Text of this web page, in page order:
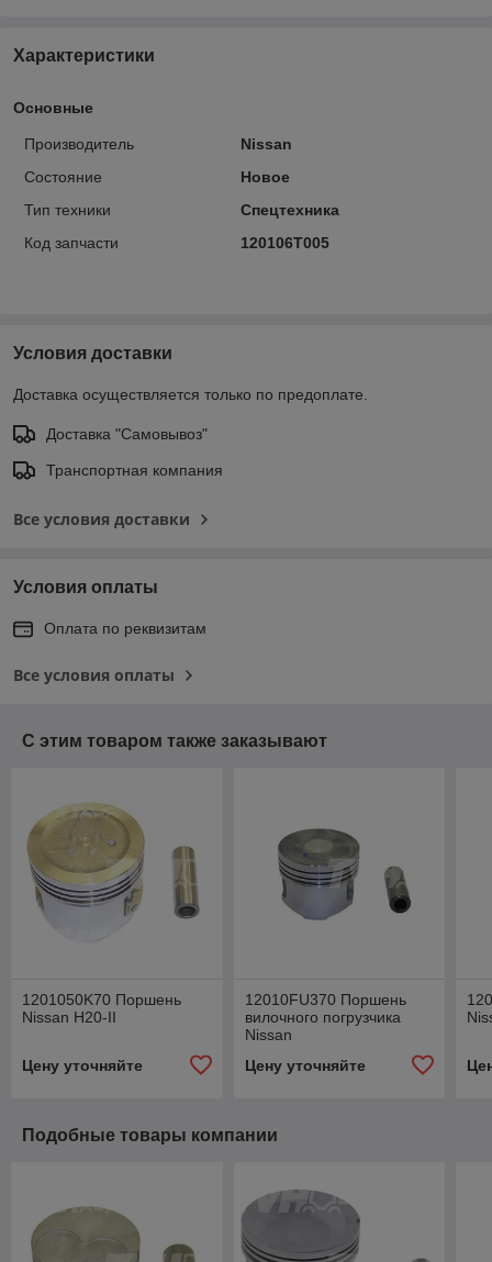
Характеристики
Основные
Производитель
Nissan
Состояние
Новое
Тип техники
Спецтехника
Код запчасти
120106T005
Условия доставки
Доставка осуществляется только по предоплате.
Доставка "Самовывоз"
Транспортная компания
Все условия доставки
Условия оплаты
Оплата по реквизитам
Все условия оплаты
С этим товаром также заказывают
1201050K70 Поршень
Nissan H20-II
Цену уточняйте
12010FU370 Поршень
вилочного погрузчика
Nissan
Цену уточняйте
Подобные товары компании